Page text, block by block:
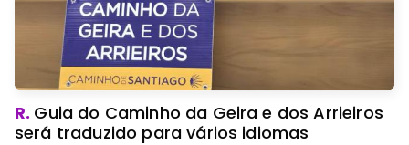
R. Guia do Caminho da Geira e dos Arrieiros
será traduzido para vários idiomas